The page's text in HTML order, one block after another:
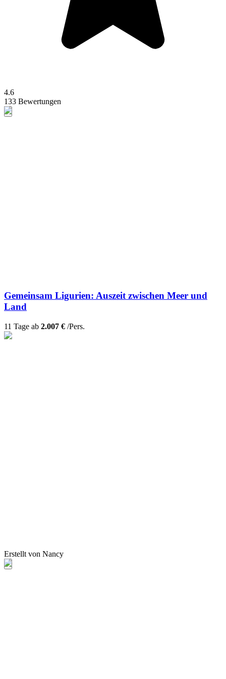
4.6
133 Bewertungen
Gemeinsam Ligurien: Auszeit zwischen Meer und
Land
11 Tage ab 2.007 € /Pers.
Erstellt von Nancy